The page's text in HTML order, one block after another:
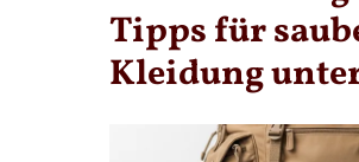
Tipps für
Kleidung